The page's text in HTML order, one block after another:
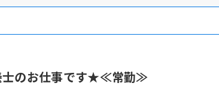
士のお仕事です★≪常勤≫